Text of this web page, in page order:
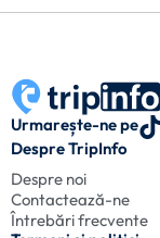
Urmarește-ne pe
Despre TripInfo
Despre noi
Contactează-ne
Întrebări frecvente